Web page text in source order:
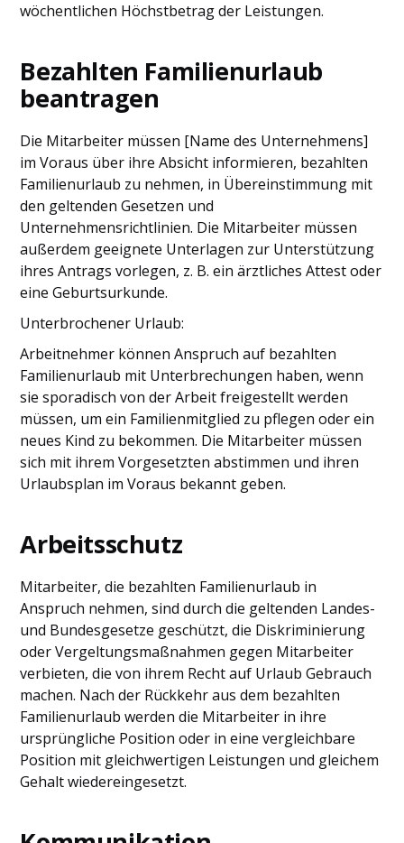
wöchentlichen Höchstbetrag der Leistungen.
Bezahlten Familienurlaub
beantragen
Die Mitarbeiter müssen [Name des Unternehmens]
im Voraus über ihre Absicht informieren, bezahlten
Familienurlaub zu nehmen, in Übereinstimmung mit
den geltenden Gesetzen und
Unternehmensrichtlinien. Die Mitarbeiter müssen
außerdem geeignete Unterlagen zur Unterstützung
ihres Antrags vorlegen, z. B. ein ärztliches Attest oder
eine Geburtsurkunde.
Unterbrochener Urlaub:
Arbeitnehmer können Anspruch auf bezahlten
Familienurlaub mit Unterbrechungen haben, wenn
sie sporadisch von der Arbeit freigestellt werden
müssen, um ein Familienmitglied zu pflegen oder ein
neues Kind zu bekommen. Die Mitarbeiter müssen
sich mit ihrem Vorgesetzten abstimmen und ihren
Urlaubsplan im Voraus bekannt geben.
Arbeitsschutz
Mitarbeiter, die bezahlten Familienurlaub in
Anspruch nehmen, sind durch die geltenden Landes-
und Bundesgesetze geschützt, die Diskriminierung
oder Vergeltungsmaßnahmen gegen Mitarbeiter
verbieten, die von ihrem Recht auf Urlaub Gebrauch
machen. Nach der Rückkehr aus dem bezahlten
Familienurlaub werden die Mitarbeiter in ihre
ursprüngliche Position oder in eine vergleichbare
Position mit gleichwertigen Leistungen und gleichem
Gehalt wiedereingesetzt.